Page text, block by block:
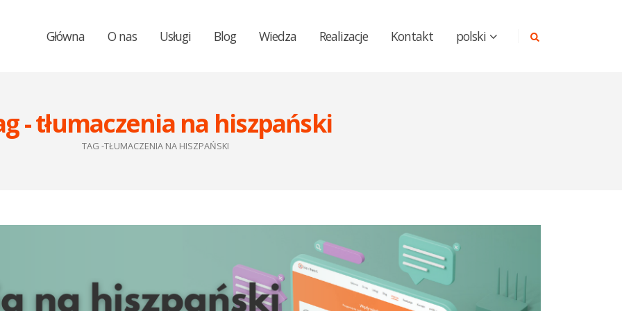
Główna O nas Usługi Blog Wiedza Realizacje Kontakt polski
- tłumaczenia na hiszpański
TAG -TŁUMACZENIA NA HISZPAŃSKI